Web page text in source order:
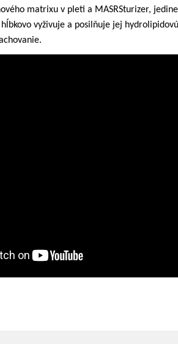
matrixu v pleti a MASRSturizer,
vyživuje a posilňuje jej